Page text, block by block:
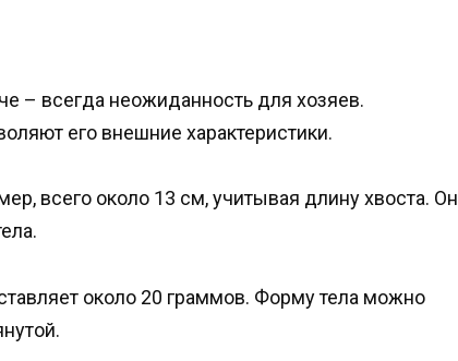
– всегда неожиданность для хозяев.
его внешние характеристики.
всего около 13 см, учитывая длину хвоста. Он
около 20 граммов. Форму тела можно